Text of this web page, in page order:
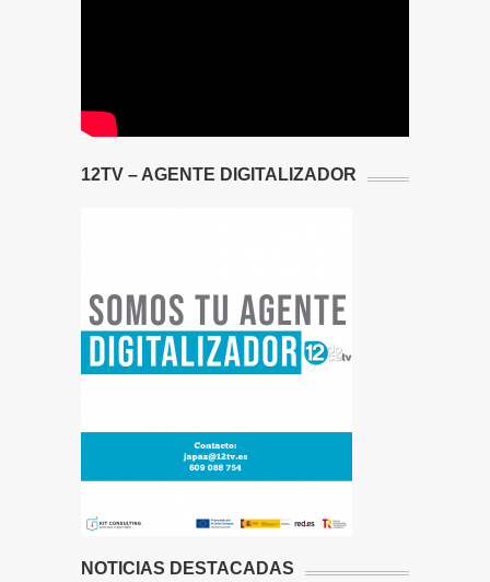
12TV – AGENTE DIGITALIZADOR
NOTICIAS DESTACADAS